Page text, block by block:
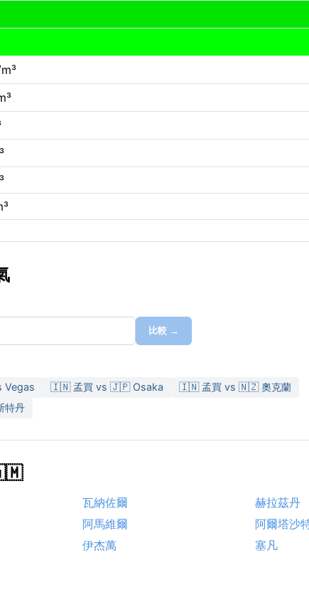
比較 →
🇮🇳 孟買 vs 🇯🇵 Osaka
🇮🇳 孟買 vs 🇳🇿 奧克蘭
丹
瓦納佐爾
赫拉茲丹
阿馬維爾
阿爾塔沙
伊杰萬
塞凡